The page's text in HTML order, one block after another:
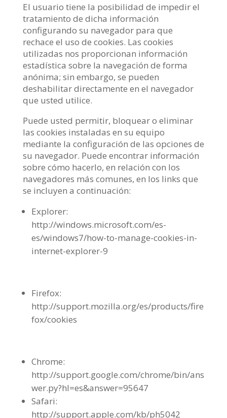
El usuario tiene la posibilidad de impedir el
tratamiento de dicha información
configurando su navegador para que
rechace el uso de cookies. Las cookies
utilizadas nos proporcionan información
estadística sobre la navegación de forma
anónima; sin embargo, se pueden
deshabilitar directamente en el navegador
que usted utilice.
Puede usted permitir, bloquear o eliminar
las cookies instaladas en su equipo
mediante la configuración de las opciones de
su navegador. Puede encontrar información
sobre cómo hacerlo, en relación con los
navegadores más comunes, en los links que
se incluyen a continuación:
Explorer:
http://windows.microsoft.com/es-
es/windows7/how-to-manage-cookies-in-
internet-explorer-9
Firefox:
http://support.mozilla.org/es/products/fire
fox/cookies
Chrome:
http://support.google.com/chrome/bin/ans
wer.py?hl=es&answer=95647
Safari:
http://support.apple.com/kb/ph5042